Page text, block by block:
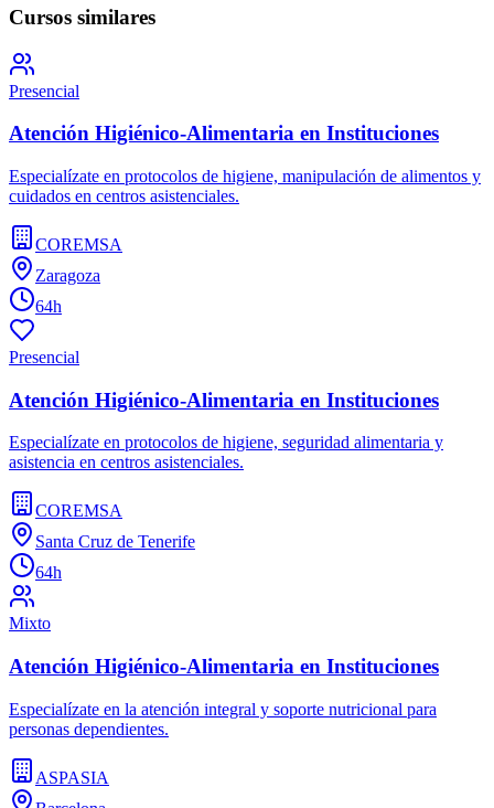
Cursos similares
Presencial
Atención Higiénico-Alimentaria en Instituciones
Especialízate en protocolos de higiene, manipulación de alimentos y
cuidados en centros asistenciales.
COREMSA
Zaragoza
64h
Presencial
Atención Higiénico-Alimentaria en Instituciones
Especialízate en protocolos de higiene, seguridad alimentaria y
asistencia en centros asistenciales.
COREMSA
Santa Cruz de Tenerife
64h
Mixto
Atención Higiénico-Alimentaria en Instituciones
Especialízate en la atención integral y soporte nutricional para
personas dependientes.
ASPASIA